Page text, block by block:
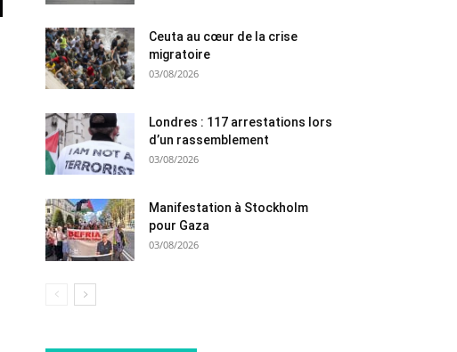
Ceuta au cœur de la crise
migratoire
03/08/2026
Londres : 117 arrestations lors
d’un rassemblement
03/08/2026
Manifestation à Stockholm
pour Gaza
03/08/2026